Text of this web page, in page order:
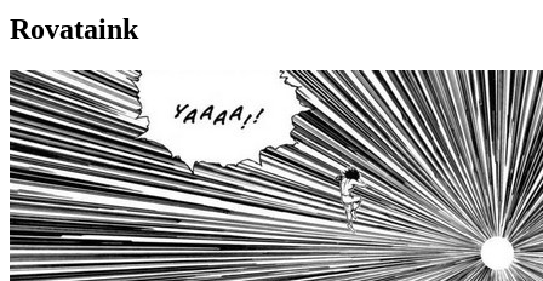
Rovataink